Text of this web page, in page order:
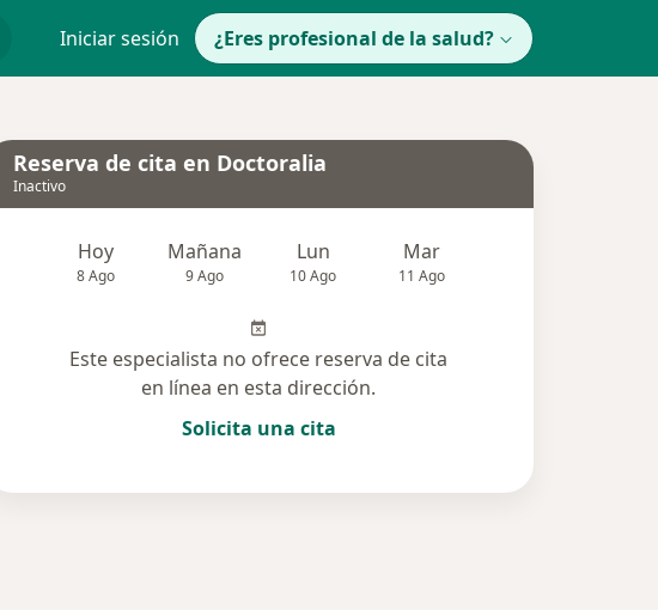
Iniciar sesión ¿Eres profesional de la salud?
Reserva de cita en Doctoralia
Inactivo
Hoy
8 Ago
Mañana
9 Ago
Lun
10 Ago
Mar
11 Ago
Este especialista no ofrece reserva de cita
en línea en esta dirección.
Solicita una cita